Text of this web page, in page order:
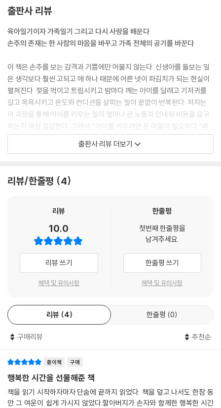
출판사 리뷰
육아일기이자 가족일기 그리고 다시 사랑을 배운다
손주의 존재는 한 사람의 마음을 바꾸고 가족 전체의 공기를 바꾼다
이 책은 손주를 보는 감격과 기쁨에만 머물지 않는다. 신생아를 돌보는 일
은 생각보다 훨씬 고되고 애 하나 때문에 어른 넷이 파김치가 되는 현실이
펼쳐진다. 젖을 먹이고 트림시키고 밤마다 깨는 아이를 달래고 기저귀를
갈고 목욕시키고 온도와 컨디션을 살피는 일이 끝없이 반복된다. 저자는
이 과정을 통해 아이를 키우는 일이 얼마나 큰 노동과 인내와 비용을 요구
하는지 새삼 절감한다. 그래서 “아이를 키우려면 온 마을이 필요하다.”라
는 말이 왜 진실인지 몸으로 이해하게 된다. 이 책은 손주를 예뻐하는 할아
버지의 기록인 동시에 아이를 낳고 기르는 일이 결코 한 사람의 몫일 수 없
손주가 태어나면서 저자 자신도 달라진다. 새벽은 원래 온전히 자신의 시
손주의 호출 앞에서 글쓰기도, 일정도, 습관도 모두 뒤로 밀린다. 그런데 이
영혼이 맑아지는 것을 느낀다. 손주는 그에게 사랑이 무엇인지, 사랑이 사
람을 얼마나 충만하게 하는지, 사랑하는 존재를 위해서는 기꺼이 자신을
내놓게 된다는 사실을 가르친다. 그는 손주를 돌본다고 생각했지만 어느
순간 자신이 오히려 손주에게 돌봄 받고 있었다는 사실을 깨닫는다.
이다. 주원이가 태어난 뒤 모든 것은 그 아이를 중심으로 재편된다. 아내는
매일 딸네 집으로 ‘출근’하고 둘째 딸은 조카 바보가 되어 사진 한 장에도
마음을 빼앗긴다. 외식이 사라지고 주말의 모든 일정은 아이의 먹는 시간
과 자는 시간에 맞춰 다시 짜인다. 누가 밥을 할지, 누가 설거지를 할지, 누
과정을 통해 이전보다 더 강한 팀워크를 갖게 된다. 저자는 이것을 과장하
지 않지만 한 아이가 가족의 구조를 어떻게 다시 짜는지 섬세하게 포착한
다. 손주는 한 집안의 중심이 되고 그 중심을 향해 가족의 마음과 노동이 모
인다. 그 과정에서 가족은 더 지치지만 동시에 더 단단해진다.
출판사 리뷰 더보기
리뷰/한줄평 4
리뷰
10.0
리뷰 쓰기
혜택 및 유의사항
한줄평
첫번째 한줄평을
남겨주세요.
한줄평 쓰기
혜택 및 유의사항
리뷰 4 한줄평 0
구매리뷰 추천순
종이책 구매
행복한 시간을 선물해준 책
책을 읽기 시작하자마자 단숨에 끝까지 읽었다. 책을 덮고 나서도 한참 동
안 그 여운이 쉽게 가시지 않았다.할아버지가 손자와 함께한 행복한 시간